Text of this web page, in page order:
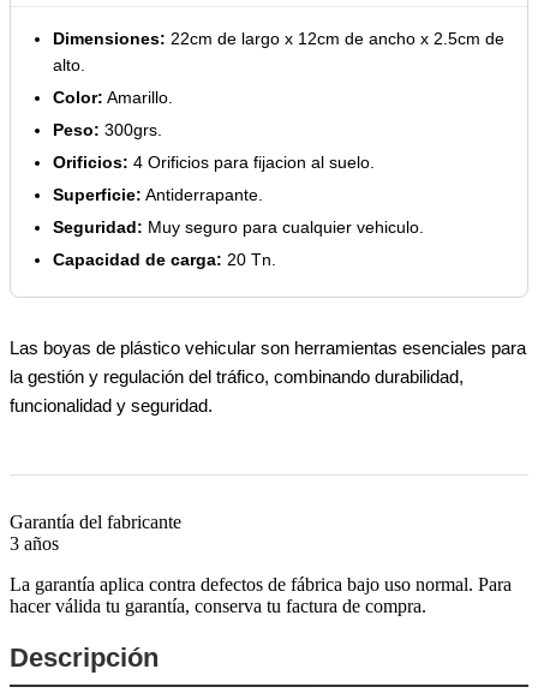
Dimensiones: 22cm de largo x 12cm de ancho x 2.5cm de
alto.
Color: Amarillo.
Peso: 300grs.
Orificios: 4 Orificios para fijacion al suelo.
Superficie: Antiderrapante.
Seguridad: Muy seguro para cualquier vehiculo.
Capacidad de carga: 20 Tn.
Las boyas de plástico vehicular son herramientas esenciales para
la gestión y regulación del tráfico, combinando durabilidad,
funcionalidad y seguridad.
Garantía del fabricante
3 años
La garantía aplica contra defectos de fábrica bajo uso normal. Para
hacer válida tu garantía, conserva tu factura de compra.
Descripción